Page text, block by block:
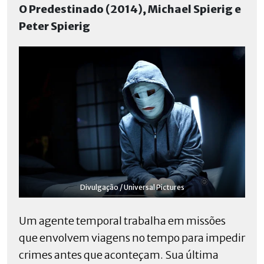
O Predestinado (2014), Michael Spierig e
Peter Spierig
Divulgação / Universal Pictures
Um agente temporal trabalha em missões
que envolvem viagens no tempo para impedir
crimes antes que aconteçam. Sua última